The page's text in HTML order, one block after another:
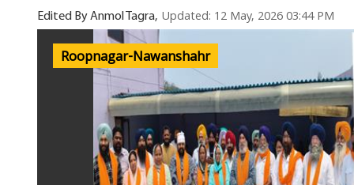
Edited By Anmol Tagra, Updated: 12 May, 2026 03:44 PM
Roopnagar-Nawanshahr